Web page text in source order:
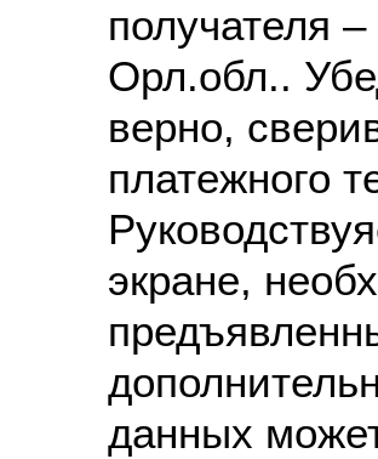
получателя
Орл.обл..
верно,
платежного
экране,
данных